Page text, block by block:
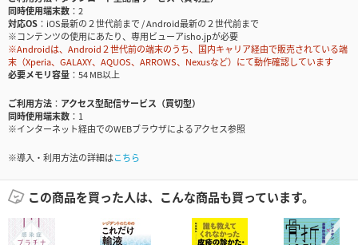
同時使用端末数
2
対応OS
iOS最新の２世代前まで / Android最新の２世代前まで
※コンテンツの使用にあたり、専用ビューアisho.jpが必要
※Androidは、Android２世代前の端末のうち、国内キャリア経由で販売されている端
末（Xperia、GALAXY、AQUOS、ARROWS、Nexusなど）にて動作確認しています
必要メモリ容量
54 MB以上
ご利用方法
アクセス型配信サービス（買切型）
同時使用端末数
1
※インターネット経由でのWEBブラウザによるアクセス参照
※導入・利用方法の詳細はこちら
この商品を買った人は、こんな商品も買っています。